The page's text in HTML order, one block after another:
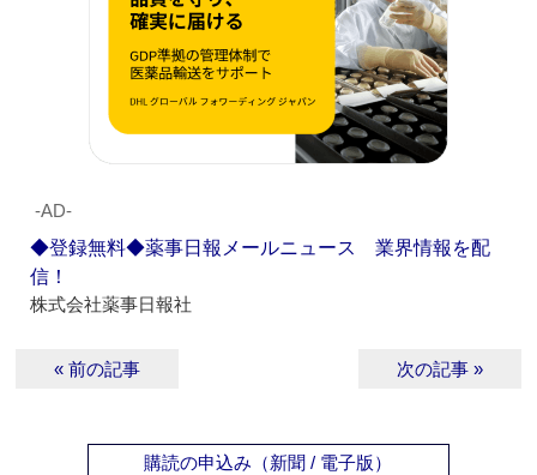
‐AD‐
◆登録無料◆薬事日報メールニュース 業界情報を配
信！
株式会社薬事日報社
« 前の記事 次の記事 »
購読の申込み（新聞 / 電子版）